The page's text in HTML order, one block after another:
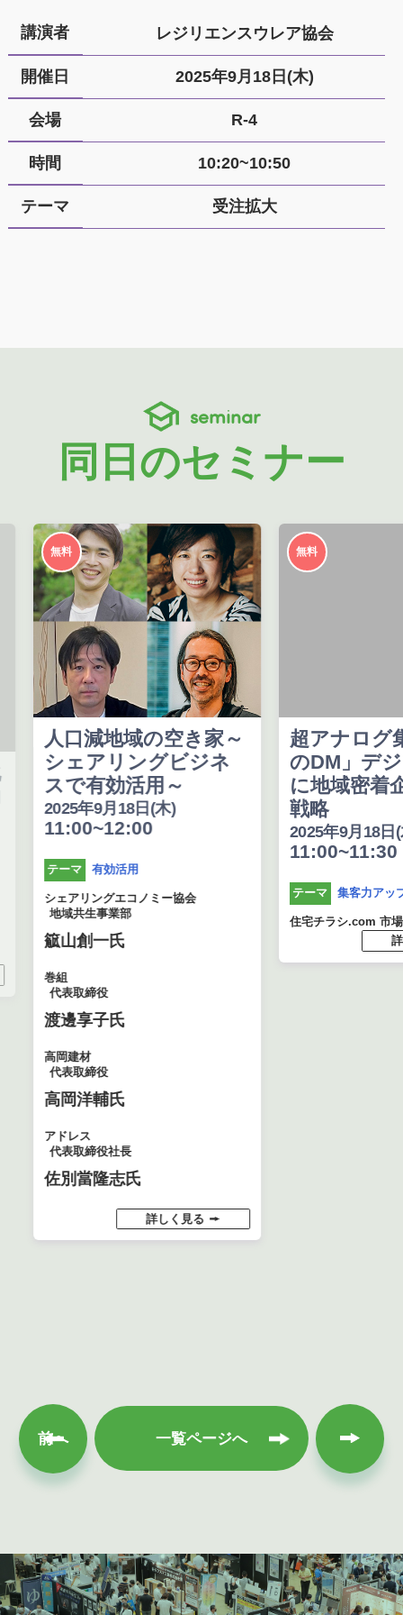
講演者 レジリエンスウレア協会
開催日 2025年9月18日(木)
会場 R-4
時間 10:20~10:50
テーマ 受注拡大
seminar
同日のセミナー
無料
人口減地域の空き家～
シェアリングビジネ
スで有効活用～
2025年9月18日(木)
11:00~12:00
テーマ 有効活用
シェアリングエコノミー協会
地域共生事業部
䉉山創一氏
巻組
代表取締役
渡邊享子氏
高岡建材
代表取締役
高岡洋輔氏
アドレス
代表取締役社長
佐別當隆志氏
詳しく見る
無料
超アナログ
のDM」デジ
に地域密着
戦略
2025年9月18日(
11:00~11:30
テーマ 集客力アップ
住宅チラシ.com 市場印
詳
前へ 一覧ページへ
次へ